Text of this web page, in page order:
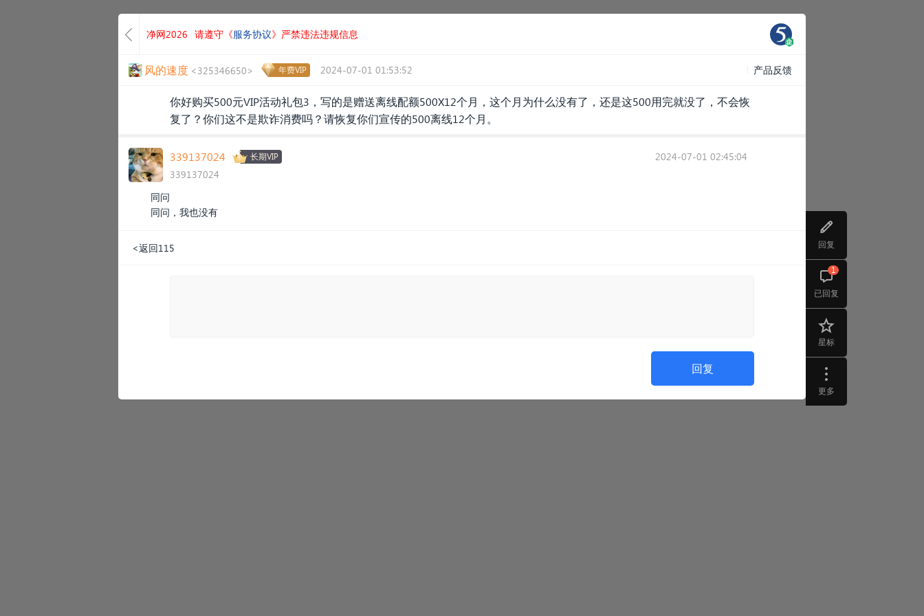
回复
已回复
1
星标
更多
净网2026 请遵守《服务协议》严禁违法违规信息
风的速度 <325346650> 年费VIP 2024-07-01 01:53:52 产品反馈
你好购买500元VIP活动礼包3，写的是赠送离线配额500X12个月，这个月为什么没有了，还是这500用完就没了，不会恢
复了？你们这不是欺诈消费吗？请恢复你们宣传的500离线12个月。
339137024 长期VIP
339137024
2024-07-01 02:45:04
同问
同问，我也没有
<返回115
回复